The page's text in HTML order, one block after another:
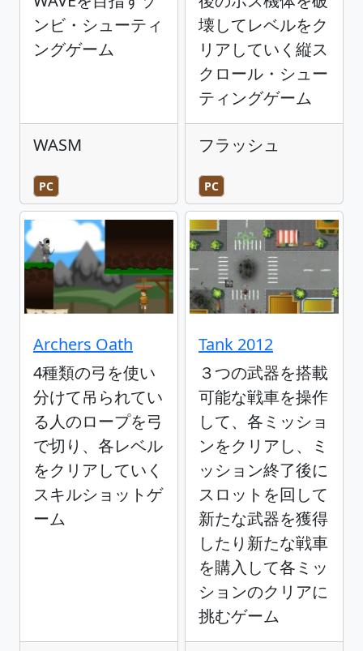
ンビ・シューティ
ングゲーム
WASM
PC
壊してレベルをク
リアしていく縦ス
クロール・シュー
ティングゲーム
フラッシュ
PC
Archers Oath
4種類の弓を使い
分けて吊られてい
る人のロープを弓
で切り、各レベル
をクリアしていく
スキルショットゲ
ーム
Tank 2012
３つの武器を搭載
可能な戦車を操作
して、各ミッショ
ンをクリアし、ミ
ッション終了後に
スロットを回して
新たな武器を獲得
したり新たな戦車
を購入して各ミッ
ションのクリアに
挑むゲーム